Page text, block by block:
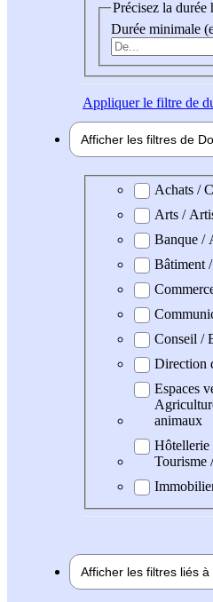
Précisez la durée
Durée minimale
Appliquerle filtre de
Afficher les filtres de
Domaine Achats /
Arts /
Banque /
Bâtiment
Conseil /
Direction
Espaces
animaux
Hôtellerie
Tourisme
Afficher les filtres liés à